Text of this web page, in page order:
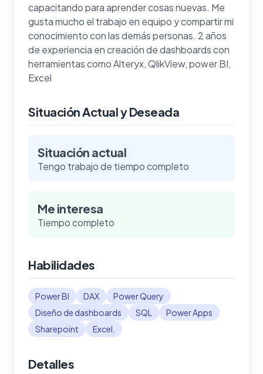
capacitando para aprender cosas nuevas. Me
gusta mucho el trabajo en equipo y compartir mi
conocimiento con las demás personas. 2 años
de experiencia en creación de dashboards con
herramientas como Alteryx, QlikView, power BI,
Excel
Situación Actual y Deseada
Situación actual
Tengo trabajo de tiempo completo
Me interesa
Tiempo completo
Habilidades
Power BI DAX
Power Query
Diseño de dashboards
SQL
Power Apps
Sharepoint
Excel.
Detalles